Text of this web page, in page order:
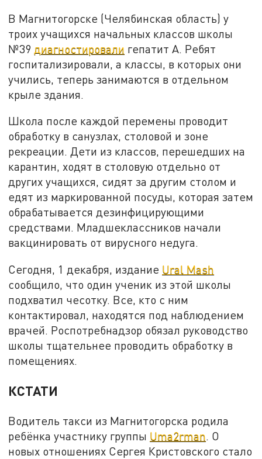
В Магнитогорске (Челябинская область) у
троих учащихся начальных классов школы
№39 диагностировали гепатит А. Ребят
госпитализировали, а классы, в которых они
учились, теперь занимаются в отдельном
крыле здания.
Школа после каждой перемены проводит
обработку в санузлах, столовой и зоне
рекреации. Дети из классов, перешедших на
карантин, ходят в столовую отдельно от
других учащихся, сидят за другим столом и
едят из маркированной посуды, которая затем
обрабатывается дезинфицирующими
средствами. Младшеклассников начали
вакцинировать от вирусного недуга.
Сегодня, 1 декабря, издание Ural Mash
сообщило, что один ученик из этой школы
подхватил чесотку. Все, кто с ним
контактировал, находятся под наблюдением
врачей. Роспотребнадзор обязал руководство
школы тщательнее проводить обработку в
помещениях.
КСТАТИ
Водитель такси из Магнитогорска родила
ребёнка участнику группы Uma2rman. О
новых отношениях Сергея Кристовского стало